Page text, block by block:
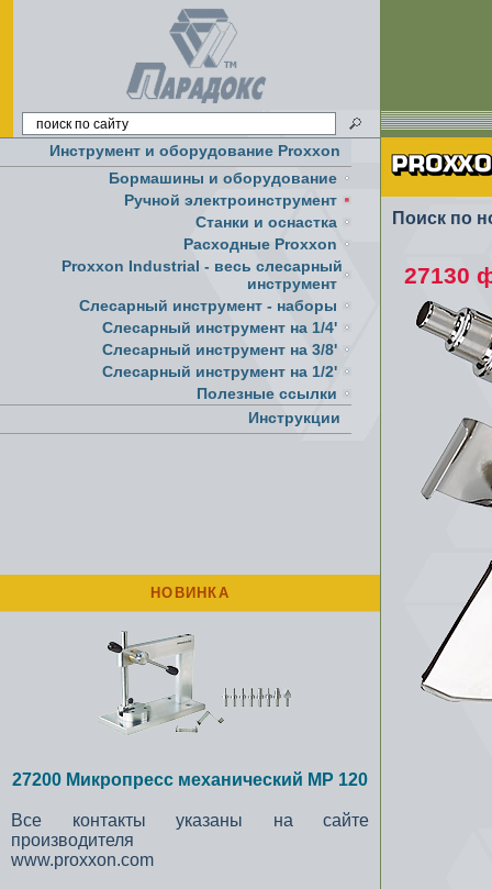
Инструмент и оборудование Proxxon
Бормашины и оборудование
Ручной электроинструмент
Cтанки и оснастка
Расходные Proxxon
Proxxon Industrial - весь слесарный
инструмент
Слесарный инструмент - наборы
Слесарный инструмент на 1/4'
Слесарный инструмент на 3/8'
Слесарный инструмент на 1/2'
Полезные ссылки
Инструкции
НОВИНКА
27200 Микропресс механический MP 120
Все контакты указаны на сайте
производителя
www.proxxon.com
Поиск по
27130